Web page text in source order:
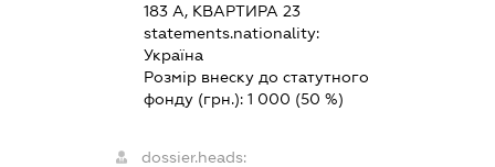
183 А, КВАРТИРА 23
statements.nationality:
Україна
Розмір внеску до статутного
фонду (грн.): 1 000 (50 %)
dossier.heads: